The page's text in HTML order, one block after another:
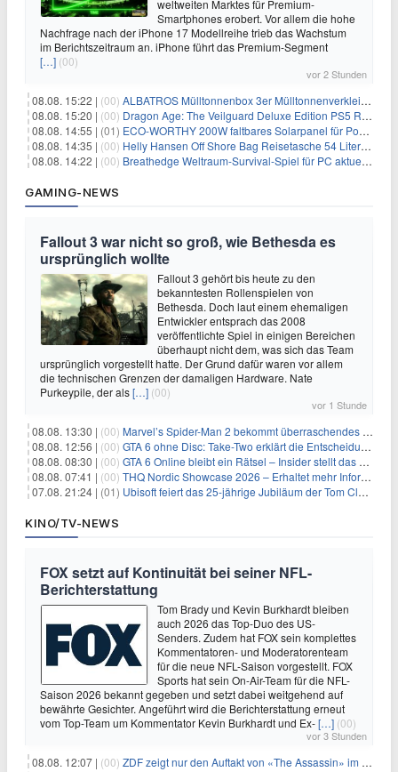
weltweiten Marktes für Premium-
Smartphones erobert. Vor allem die hohe
Nachfrage nach der iPhone 17 Modellreihe trieb das Wachstum
im Berichtszeitraum an. iPhone führt das Premium-Segment
[…] (00)
vor 2 Stunden
08.08. 15:22 | (00) ALBATROS Mülltonnenbox 3er Mülltonnenverkleidung aus Metall für 577,15€
08.08. 15:20 | (00) Dragon Age: The Veilguard Deluxe Edition PS5 Rollenspiel für 13,76€
08.08. 14:55 | (01) ECO-WORTHY 200W faltbares Solarpanel für Powerstation & Camping für 123,99€
08.08. 14:35 | (00) Helly Hansen Off Shore Bag Reisetasche 54 Liter für 29,99€
08.08. 14:22 | (00) Breathedge Weltraum-Survival-Spiel für PC aktuell kostenlos bei Steam
GAMING-NEWS
Fallout 3 war nicht so groß, wie Bethesda es
ursprünglich wollte
Fallout 3 gehört bis heute zu den
bekanntesten Rollenspielen von
Bethesda. Doch laut einem ehemaligen
Entwickler entsprach das 2008
veröffentlichte Spiel in einigen Bereichen
überhaupt nicht dem, was sich das Team
ursprünglich vorgestellt hatte. Der Grund dafür waren vor allem
die technischen Grenzen der damaligen Hardware. Nate
Purkeypile, der als[…] (00)
vor 1 Stunde
08.08. 13:30 | (00) Marvel’s Spider-Man 2 bekommt überraschendes PS5-Update mit gewünschter Komfortfunktion
08.08. 12:56 | (00) GTA 6 ohne Disc: Take-Two erklärt die Entscheidung für Download-Codes
08.08. 08:30 | (00) GTA 6 Online bleibt ein Rätsel – Insider stellt das neue Gerücht klar
08.08. 07:41 | (00) THQ Nordic Showcase 2026 – Erhaltet mehr Informationen
07.08. 21:24 | (01) Ubisoft feiert das 25-jährige Jubiläum der Tom Clancy’s Ghost Recon-Reihe
KINO/TV-NEWS
FOX setzt auf Kontinuität bei seiner NFL-
Berichterstattung
Tom Brady und Kevin Burkhardt bleiben
auch 2026 das Top-Duo des US-
Senders. Zudem hat FOX sein komplettes
Kommentatoren- und Moderatorenteam
für die neue NFL-Saison vorgestellt. FOX
Sports hat sein On-Air-Team für die NFL-
Saison 2026 bekannt gegeben und setzt dabei weitgehend auf
bewährte Gesichter. Angeführt wird die Berichterstattung erneut
vom Top-Team um Kommentator Kevin Burkhardt und Ex-[…] (00)
vor 3 Stunden
08.08. 12:07 | (00) ZDF zeigt nur den Auftakt von «The Assassin» im Fernsehen